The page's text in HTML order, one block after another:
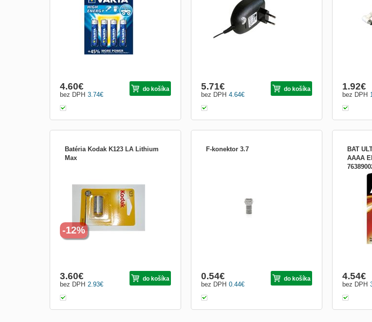
3.74€
bez DPH
4.60€ do košíka
4.64€
bez DPH
5.71€ do košíka
bez DPH
1.92€
Batéria Kodak K123 LA Lithium
Max
do vašich elektronických zařízení.
Parametry: Napětí: 3 V Typ: K 123 LA
2.93€
bez DPH
3.60€ do košíka
-12%
F-konektor 3.7
0.44€
bez DPH
0.54€ do košíka
BAT
AAAA
Alkalické
bez DPH
4.54€